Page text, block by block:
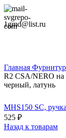
1gmd@list.ru
Главная
R2 CSA/NERO на
черный, латунь
MHS150 SC,
525 ₽
Назад к товарам